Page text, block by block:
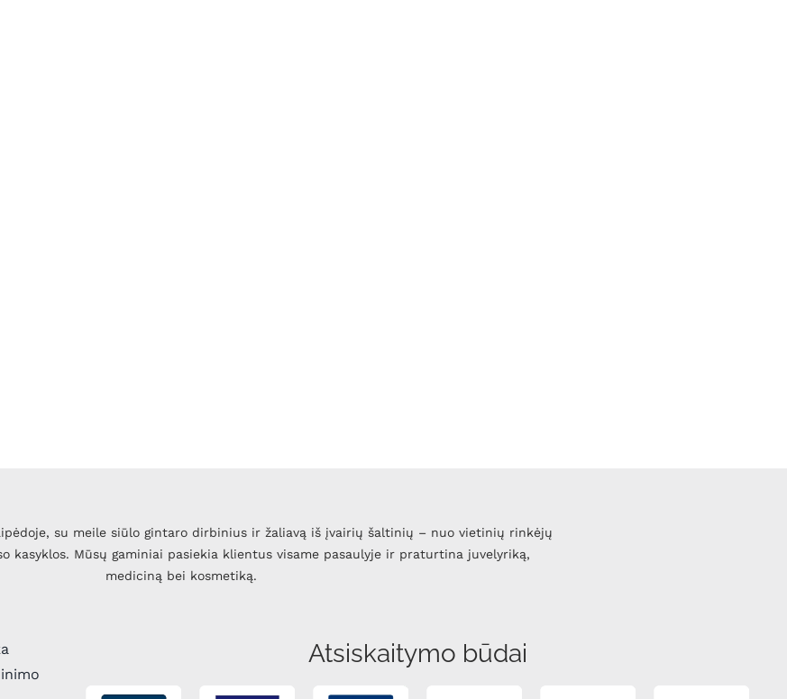
su meile siūlo gintaro dirbinius ir žaliavą iš įvairių šaltinių – nuo vietinių rinkėjų
kasyklos. Mūsų gaminiai pasiekia klientus visame pasaulyje ir praturtina juvelyriką,
mediciną bei kosmetiką.
Atsiskaitymo būdai